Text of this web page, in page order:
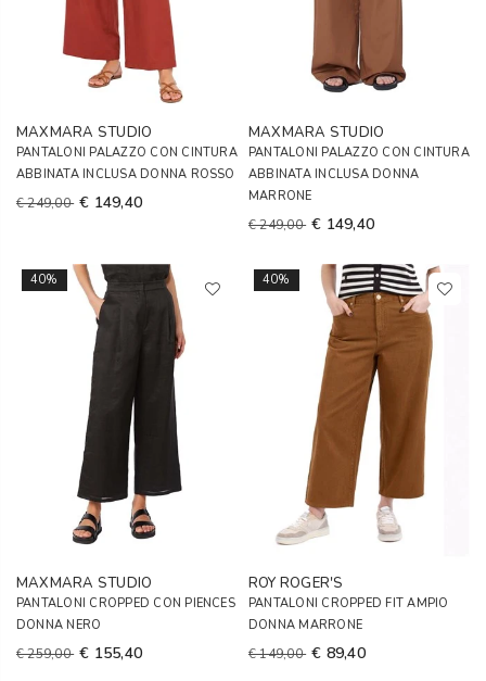
MAXMARA STUDIO
PANTALONI PALAZZO CON CINTURA
ABBINATA INCLUSA DONNA ROSSO
€ 249,00 € 149,40
MAXMARA STUDIO
PANTALONI PALAZZO CON CINTURA
ABBINATA INCLUSA DONNA
MARRONE
€ 249,00 € 149,40
40%
MAXMARA STUDIO
PANTALONI CROPPED CON PIENCES
DONNA NERO
€ 259,00 € 155,40
40%
ROY ROGER'S
PANTALONI CROPPED FIT AMPIO
DONNA MARRONE
€ 149,00 € 89,40